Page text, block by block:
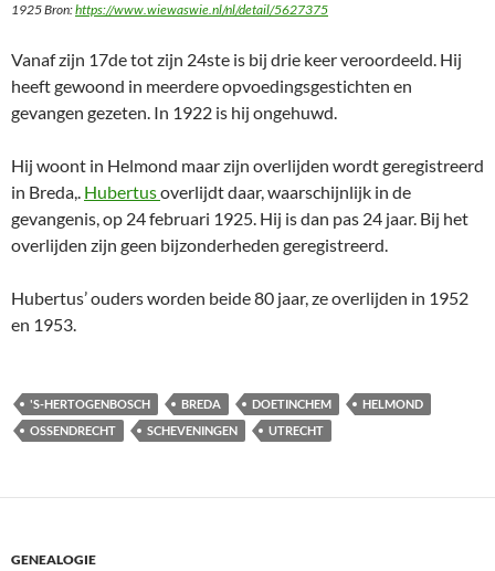
1925 Bron:https://www.wiewaswie.nl/nl/detail/5627375
Vanaf zijn 17de tot zijn 24ste is bij drie keer veroordeeld. Hij
heeft gewoond in meerdere opvoedingsgestichten en
gevangen gezeten. In 1922 is hij ongehuwd.
Hij woont in Helmond maar zijn overlijden wordt geregistreerd
in Breda,. Hubertusoverlijdt daar, waarschijnlijk in de
gevangenis, op 24 februari 1925. Hij is dan pas 24 jaar. Bij het
overlijden zijn geen bijzonderheden geregistreerd.
Hubertus’ ouders worden beide 80 jaar, ze overlijden in 1952
en 1953.
'S-HERTOGENBOSCH BREDA DOETINCHEM
HELMOND
OSSENDRECHT
SCHEVENINGEN UTRECHT
GENEALOGIE